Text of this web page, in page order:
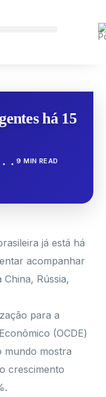
há 15
9 MIN READ
já está há
acompanhar
Rússia,
para a
(OCDE)
mundo mostra
crescimento